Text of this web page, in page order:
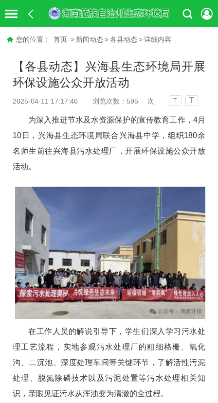
您的位置： 首页 > 新闻动态 > 各县动态 > 详细内容
【各县动态】兴海县生态环境局开展
环保设施公众开放活动
2025-04-11 17:17:46 浏览次数： 595 次 T T
为深入推进节水及水资源保护的宣传教育工作，4月
10日，兴海县生态环境局联合兴海县中学，组织180余
名师生前往兴海县污水处理厂，开展环保设施公众开放
活动。
在工作人员的解说引导下，学生们深入学习污水处
理工艺流程，实地参观污水处理厂的粗细格栅、氧化
沟、二沉池、深度处理车间等关键环节，了解活性污泥
处理、脱氮除磷技术以及污泥处置等污水处理相关知
识，亲眼见证污水从浑浊变为清澈的全过程。